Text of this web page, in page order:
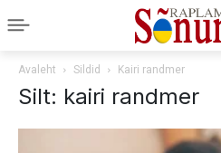
Avaleht Sildid Kairi randmer
Silt: kairi randmer